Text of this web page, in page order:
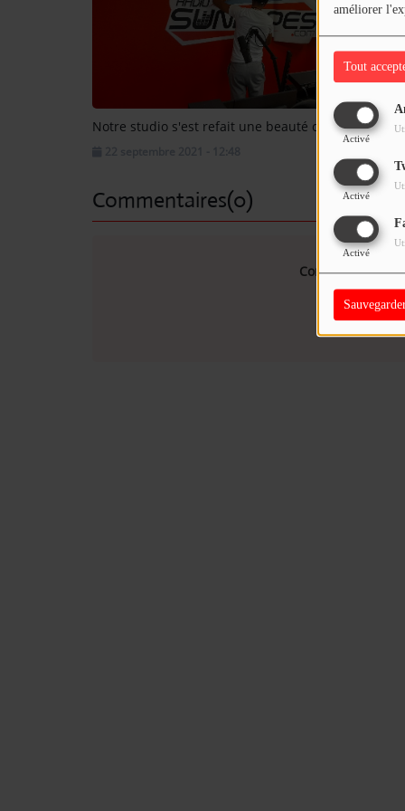
améliorer
Tout
Activé
Activé
Activé
Notre studio s'est refait une beauté cet été
Commentaires(0)
Connectez-vous